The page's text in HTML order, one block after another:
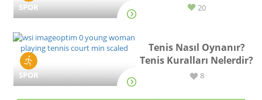
SPOR 20
SPOR
Tenis Nasıl Oynanır?
Tenis Kuralları Nelerdir?
8